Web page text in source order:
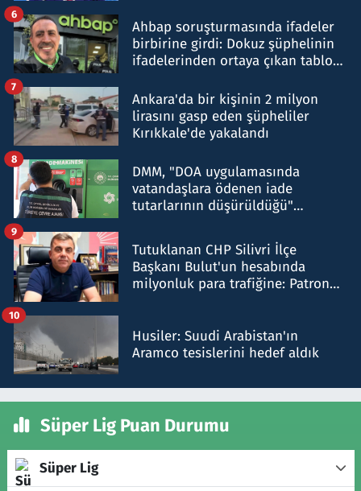
Ahbap soruşturmasında ifadeler
birbirine girdi: Dokuz şüphelinin
ifadelerinden ortaya çıkan tablo
6
Ankara'da bir kişinin 2 milyon
lirasını gasp eden şüpheliler
Kırıkkale'de yakalandı
7
DMM, "DOA uygulamasında
vatandaşlara ödenen iade
tutarlarının düşürüldüğü"
8
Tutuklanan CHP Silivri İlçe
Başkanı Bulut'un hesabında
milyonluk para trafiğine: Patron
9
Husiler: Suudi Arabistan'ın
Aramco tesislerini hedef aldık
10
Süper Lig Puan Durumu
Süper Lig